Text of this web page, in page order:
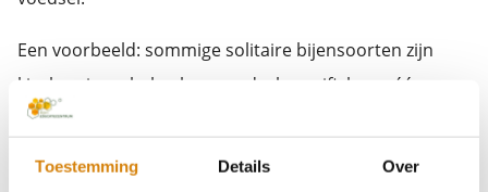
Toestemming Details Over
Een voorbeeld: sommige solitaire bijensoorten zijn
kieskeurig en halen hun voedsel specifiek van één
plantensoort. Bijvoorbeeld klokjesbijen die zoeken
voedsel op klokjesbloemen. Als door de